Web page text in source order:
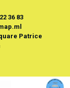
36 83
Patrice